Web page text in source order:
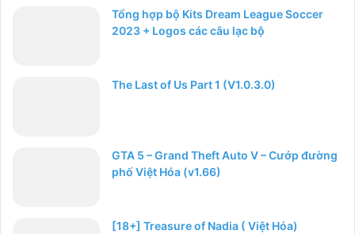
Tổng hợp bộ Kits Dream League Soccer
2023 + Logos các câu lạc bộ
The Last of Us Part 1 (V1.0.3.0)
GTA 5 – Grand Theft Auto V – Cướp đường
phố Việt Hóa (v1.66)
[18+] Treasure of Nadia ( Việt Hóa)